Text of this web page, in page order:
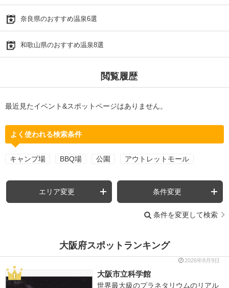
奈良県のおすすめ温泉6選
和歌山県のおすすめ温泉8選
閲覧履歴
最近見たイベント&スポットページはありません。
よく使われる検索条件
キャンプ場 BBQ場 公園 アウトレットモール
エリア変更 条件変更
条件を変更して検索
大阪府スポットランキング
2026年8月9日
大阪市立科学館
世界最大級のプラネタリウムのリアル